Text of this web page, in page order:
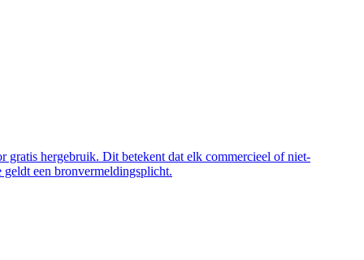
gratis hergebruik. Dit betekent dat elk commercieel of niet-
een bronvermeldingsplicht.